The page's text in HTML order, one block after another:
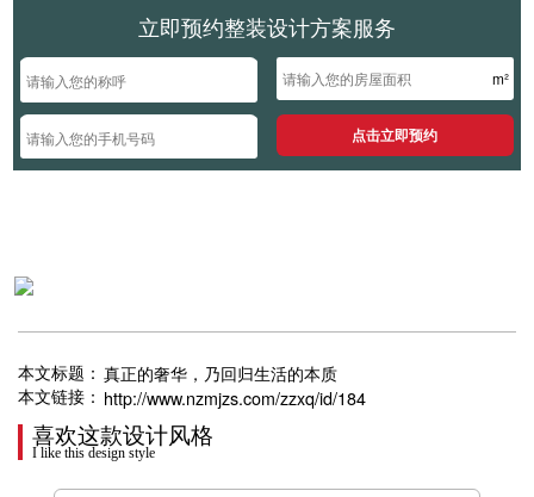
立即预约整装设计方案服务
m²
点击立即预约
本文标题： 真正的奢华，乃回归生活的本质
本文链接： http://www.nzmjzs.com/zzxq/id/184
喜欢这款设计风格
I like this design style